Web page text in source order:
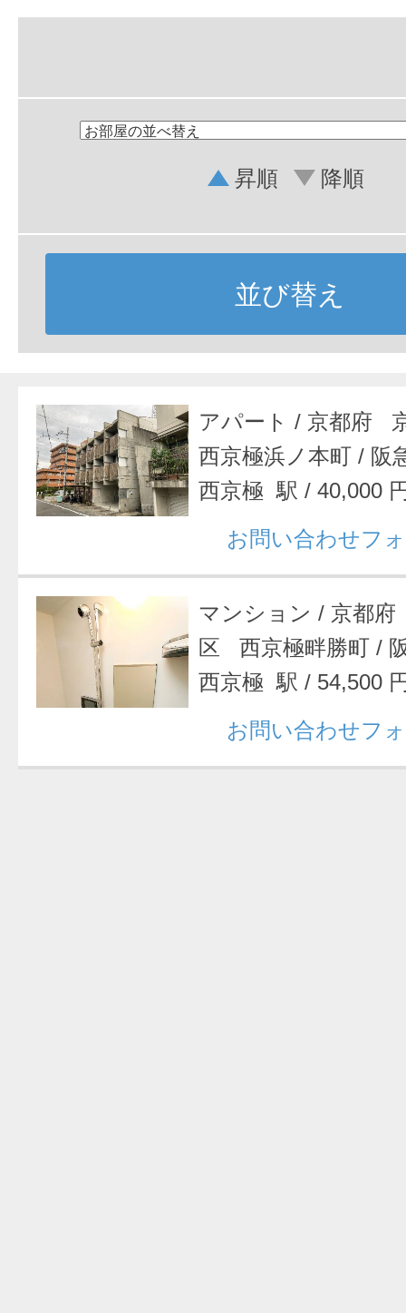
昇順 降順
並び替え
アパート/ 京都府
西京極浜ノ本町/ 阪
西京極 駅/40,000
お問い合わせフ
マンション/ 京都
区 西京極畔勝町/
西京極 駅/ 54,500
お問い合わせフ